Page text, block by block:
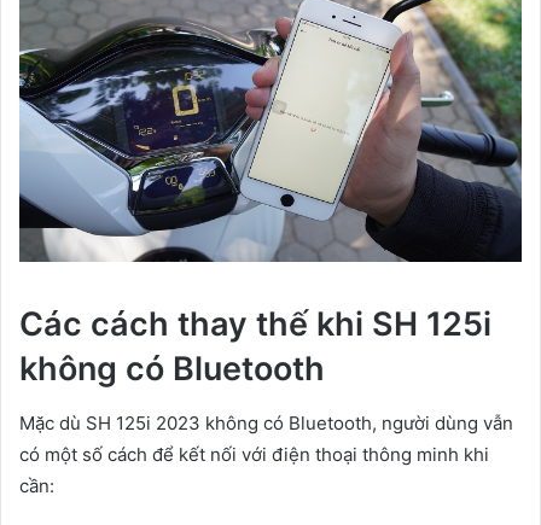
Các cách thay thế khi SH 125i
không có Bluetooth
Mặc dù SH 125i 2023 không có Bluetooth, người dùng vẫn
có một số cách để kết nối với điện thoại thông minh khi
cần: